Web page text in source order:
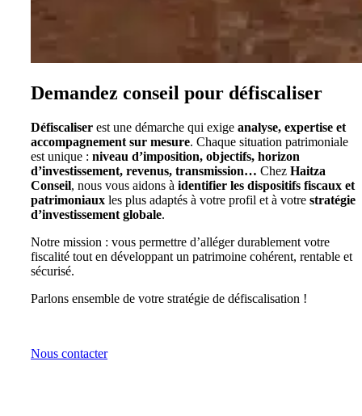
Demandez conseil pour défiscaliser
Défiscaliser est une démarche qui exige analyse, expertise et
accompagnement sur mesure. Chaque situation patrimoniale
est unique : niveau d’imposition, objectifs, horizon
d’investissement, revenus, transmission… Chez Haitza
Conseil, nous vous aidons à identifier les dispositifs fiscaux et
patrimoniaux les plus adaptés à votre profil et à votre stratégie
d’investissement globale.
Notre mission : vous permettre d’alléger durablement votre
fiscalité tout en développant un patrimoine cohérent, rentable et
sécurisé.
Parlons ensemble de votre stratégie de défiscalisation !
Nous contacter